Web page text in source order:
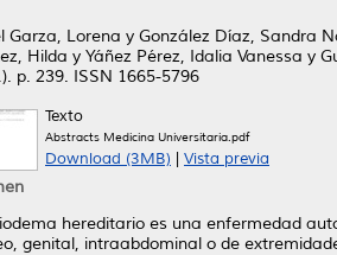
Garza, Lorena y González Díaz, Sandra
Hilda y Yáñez Pérez, Idalia Vanessa y
p. 239. ISSN 1665-5796
Texto
Abstracts Medicina Universitaria.pdf
Download (3MB) Vista previa
hereditario es una enfermedad
genital, intraabdominal o de